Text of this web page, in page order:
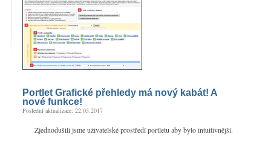
Portlet Grafické přehledy má nový kabát! A
nové funkce!
Poslední aktualizace: 22.05.2017
Zjednodušili jsme uživatelské prostředí portletu aby bylo intuitivnější.